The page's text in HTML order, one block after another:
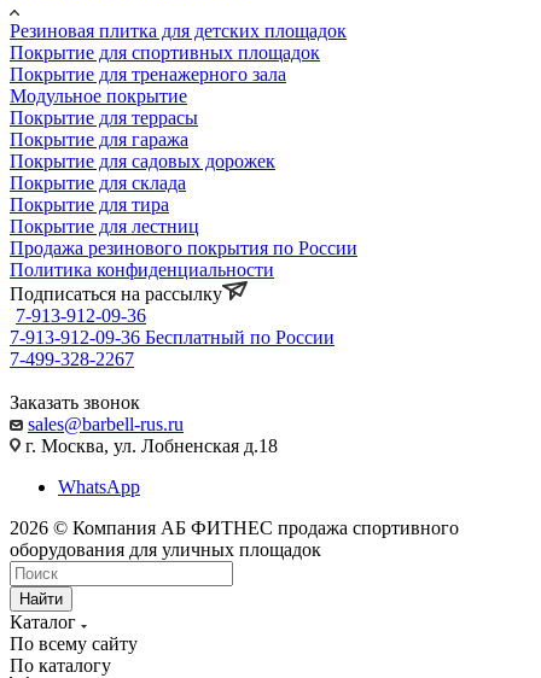
Резиновая плитка для детских площадок
Покрытие для спортивных площадок
Покрытие для тренажерного зала
Модульное покрытие
Покрытие для террасы
Покрытие для гаража
Покрытие для садовых дорожек
Покрытие для склада
Покрытие для тира
Покрытие для лестниц
Продажа резинового покрытия по России
Политика конфиденциальности
Подписаться на рассылку
7-913-912-09-36
7-913-912-09-36 Бесплатный по России
7-499-328-2267
Заказать звонок
sales@barbell-rus.ru
г. Москва, ул. Лобненская д.18
WhatsApp
2026 © Компания АБ ФИТНЕС продажа спортивного
оборудования для уличных площадок
Найти
Каталог
По всему сайту
По каталогу